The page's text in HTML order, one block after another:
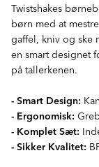
Twistshakes
børn med at
gaffel, kniv og ske
en smart designet
på tallerkenen.
- Smart Design:
- Ergonomisk:
- Komplet Sæt:
- Sikker Kvalitet: